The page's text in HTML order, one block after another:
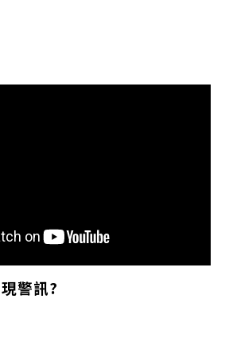
警訊?